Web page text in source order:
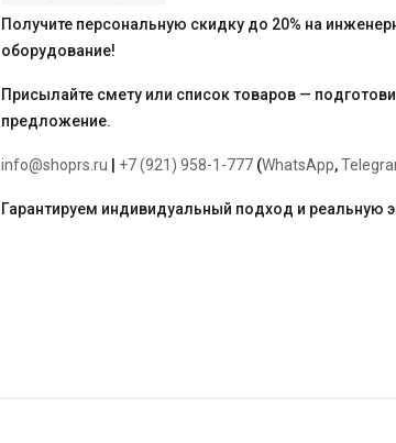
Получите персональную скидку до 20% на
оборудование!
Присылайте смету или список товаров —
предложение.
info@shoprs.ru +7 (921) 958-1-777 (WhatsApp,
Гарантируем индивидуальный подход и реальную